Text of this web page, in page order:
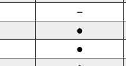
－
●
●